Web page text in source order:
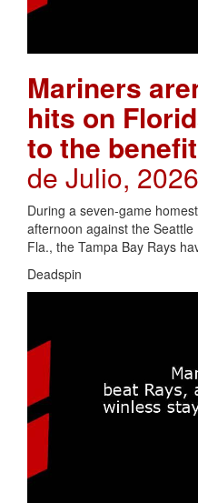
Mariners
hits on
to the
de Julio,
During a seven-game
afternoon against the
Fla., the Tampa Bay Rays
Deadspin